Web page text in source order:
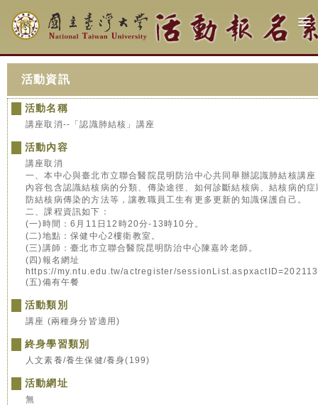
活動資訊
活動名稱
講座取消--「認識肺結核」講座
活動內容
講座取消
一、本中心與臺北市立聯合醫院昆明防治中心共同舉辦認識肺結核講
內容包含認識結核病的分類、傳染途徑、如何診斷結核病、結核病的
防結核病傳染的方法等，讓教職員工生有更多更新的知識保護自己。
二、課程資訊如下：
(一)時間：6月11日12時20分-13時10分。
(二)地點：保健中心2樓衛教室。
(三)講師：臺北市立聯合醫院昆明防治中心陳嘉吟老師。
(四)報名網址
https://my.ntu.edu.tw/actregister/
(五)備有午餐
活動類別
講座 (兩種身分皆適用)
終身學習類別
人文素養/養生保健/養身(199)
活動網址
無